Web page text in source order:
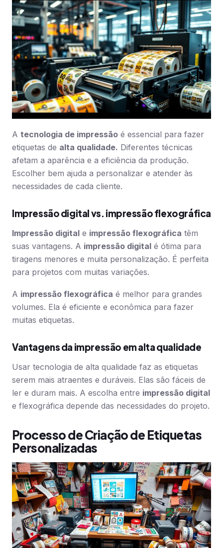
A tecnologia de impressão é essencial para fazer
etiquetas de alta qualidade. Diferentes técnicas
afetam a aparência e a eficiência da produção.
Escolher bem ajuda a personalizar e atender às
necessidades de cada cliente.
Impressão digital vs. impressão flexográfica
Impressão digital e impressão flexográfica têm
suas vantagens. A impressão digital é ótima para
tiragens menores e muita personalização. É perfeita
para projetos com muitas variações.
A impressão flexográfica é melhor para grandes
volumes. Ela é eficiente e econômica para fazer
muitas etiquetas.
Vantagens da impressão em alta qualidade
Usar tecnologia de alta qualidade faz as etiquetas
serem mais atraentes e duráveis. Elas são fáceis de
ler e duram mais. A escolha entre impressão digital
e flexográfica depende das necessidades do projeto.
Processo de Criação de Etiquetas
Personalizadas